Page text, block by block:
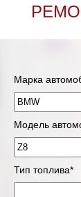
Марка
Модель
Тип топлива*